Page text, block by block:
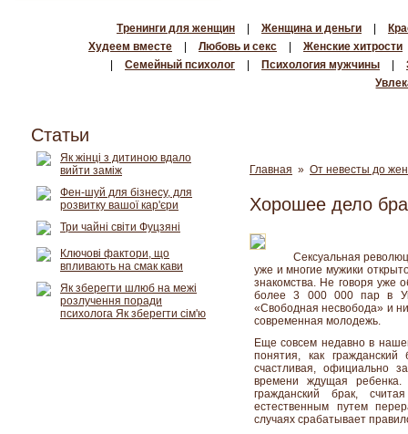
Тренинги для женщин Женщина и деньги
Худеем вместе
Любовь и секс
Женские хитрости
Семейный психолог Психология мужчины
Главная » От невесты до
Хорошее дело
Сексуальная
уже и многие мужики
знакомства. Не говоря уже
более 3 000 000 пар в
«Свободная несвобода» и
современная молодежь.
Еще совсем недавно в
понятия, как
счастливая, официально
времени ждущая
гражданский брак,
естественным путем
случаях срабатывает
Статьи
Як жінці з дитиною вдало
вийти заміж
Фен-шуй для бізнесу, для
розвитку вашої кар'єри
Три чайні світи Фуцзяні
Ключові фактори, що
впливають на смак кави
Як зберегти шлюб на межі
розлучення поради
психолога Як зберегти сім'ю